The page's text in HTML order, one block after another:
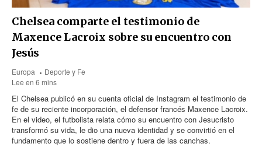
Chelsea comparte el testimonio de
Maxence Lacroix sobre su encuentro con
Jesús
Europa
Deporte y Fe
Lee en 6 mins
El Chelsea publicó en su cuenta oficial de Instagram el testimonio de
fe de su reciente incorporación, el defensor francés Maxence Lacroix.
En el video, el futbolista relata cómo su encuentro con Jesucristo
transformó su vida, le dio una nueva identidad y se convirtió en el
fundamento que lo sostiene dentro y fuera de las canchas.